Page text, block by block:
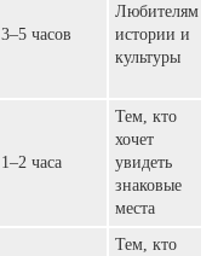
3–5 часов
Любителям
истории и
культуры
1–2 часа
Тем, кто
хочет
увидеть
знаковые
места
Тем, кто